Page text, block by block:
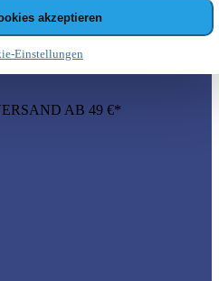
akzeptieren
Einstellungen
AB 49 €*